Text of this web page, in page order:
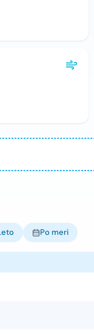
Po meri